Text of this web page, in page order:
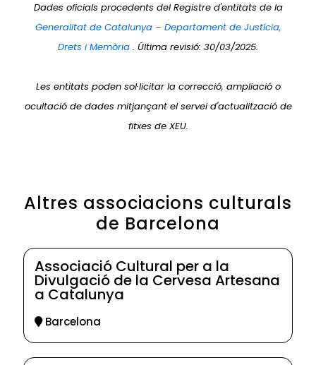
Dades oficials procedents del Registre d'entitats de la
Generalitat de Catalunya – Departament de Justícia,
Drets i Memòria . Última revisió: 30/03/2025.
Les entitats poden sol·licitar la correcció, ampliació o
ocultació de dades mitjançant el servei d'actualització de
fitxes de XEU.
Altres associacions culturals
de Barcelona
Associació Cultural per a la
Divulgació de la Cervesa Artesana
a Catalunya
Barcelona